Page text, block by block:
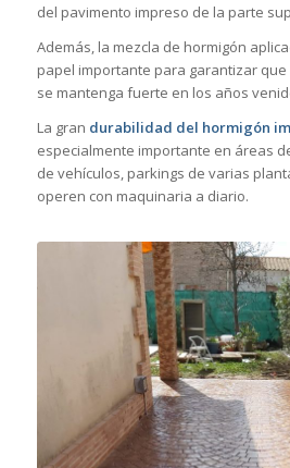
del pavimento impreso de la parte
Además, la mezcla de hormigón
papel importante para garantizar
se mantenga fuerte en los años
La gran durabilidad del hormigón
especialmente importante en áreas
de vehículos, parkings de varias
operen con maquinaria a diario.